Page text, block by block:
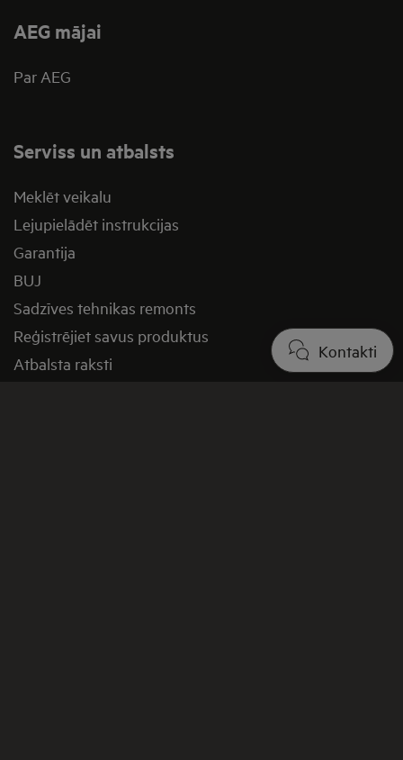
Kontakti
AEG mājai
Par AEG
Serviss un atbalsts
Meklēt veikalu
Lejupielādēt instrukcijas
Garantija
BUJ
Sadzīves tehnikas remonts
Reģistrējiet savus produktus
Atbalsta raksti